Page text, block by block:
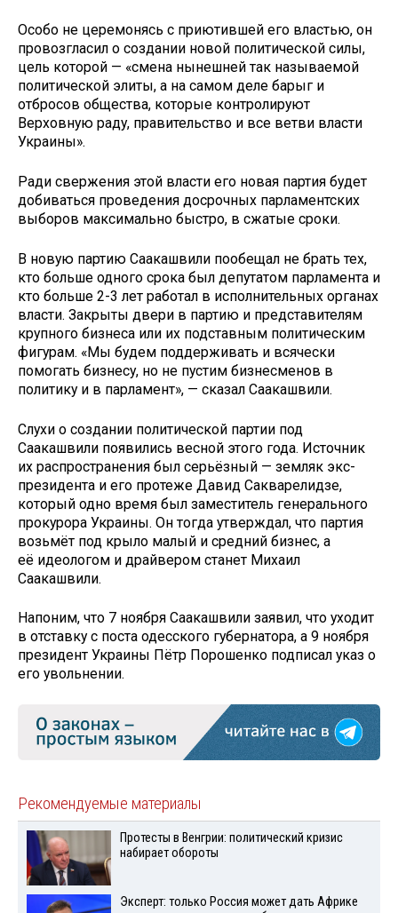
Особо не церемонясь с приютившей его властью, он
провозгласил о создании новой политической силы,
цель которой — «смена нынешней так называемой
политической элиты, а на самом деле барыг и
отбросов общества, которые контролируют
Верховную раду, правительство и все ветви власти
Украины».
Ради свержения этой власти его новая партия будет
добиваться проведения досрочных парламентских
выборов максимально быстро, в сжатые сроки.
В новую партию Саакашвили пообещал не брать тех,
кто больше одного срока был депутатом парламента и
кто больше 2-3 лет работал в исполнительных органах
власти. Закрыты двери в партию и представителям
крупного бизнеса или их подставным политическим
фигурам. «Мы будем поддерживать и всячески
помогать бизнесу, но не пустим бизнесменов в
политику и в парламент», — сказал Саакашвили.
Слухи о создании политической партии под
Саакашвили появились весной этого года. Источник
их распространения был серьёзный — земляк экс-
президента и его протеже Давид Сакварелидзе,
который одно время был заместитель генерального
прокурора Украины. Он тогда утверждал, что партия
возьмёт под крыло малый и средний бизнес, а
её идеологом и драйвером станет Михаил
Саакашвили.
Напоним, что 7 ноября Саакашвили заявил, что уходит
в отставку с поста одесского губернатора, а 9 ноября
президент Украины Пётр Порошенко подписал указ о
его увольнении.
Рекомендуемые материалы
Протесты в Венгрии: политический кризис
набирает обороты
Эксперт: только Россия может дать Африке